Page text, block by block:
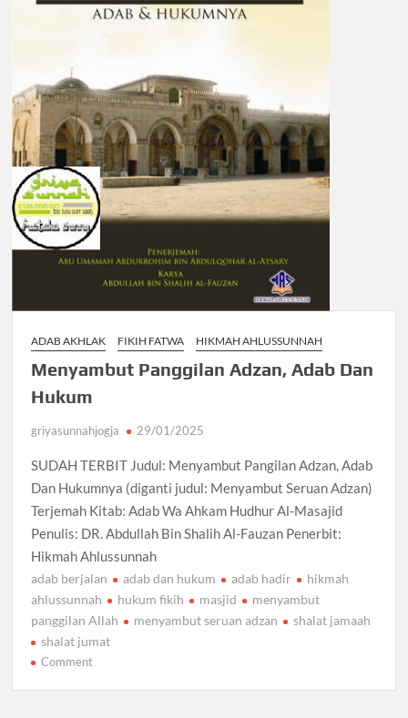
ADAB AKHLAK FIKIH FATWA HIKMAH AHLUSSUNNAH
Menyambut Panggilan Adzan, Adab Dan
Hukum
griyasunnahjogja 29/01/2025
SUDAH TERBIT Judul: Menyambut Pangilan Adzan, Adab
Dan Hukumnya (diganti judul: Menyambut Seruan Adzan)
Terjemah Kitab: Adab Wa Ahkam Hudhur Al-Masajid
Penulis: DR. Abdullah Bin Shalih Al-Fauzan Penerbit:
Hikmah Ahlussunnah
adab berjalan adab dan hukum adab hadir
hikmah
ahlussunnah
hukum fikih masjid
menyambut
panggilan Allah
menyambut seruan adzan
shalat jamaah
shalat jumat
Commenton